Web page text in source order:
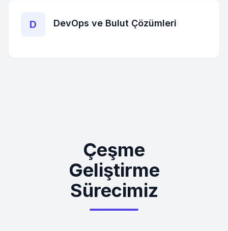
D DevOps ve Bulut Çözümleri
Çeşme
Geliştirme
Sürecimiz